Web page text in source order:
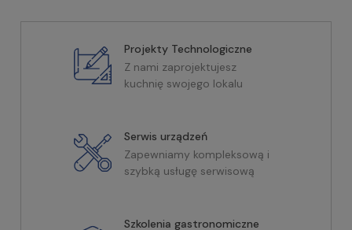
Projekty Technologiczne
Z nami zaprojektujesz
kuchnię swojego lokalu
Serwis urządzeń
Zapewniamy kompleksową i
szybką usługę serwisową
Szkolenia gastronomiczne